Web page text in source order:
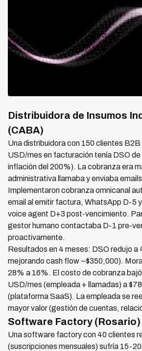
Distribuidora de Insumos
(CABA)
Una distribuidora con 150 clientes
USD/mes en facturación tenía DSO
inflación del 200%). La cobranza era
administrativa llamaba y enviaba
Implementaron cobranza omnicanal
email al emitir factura, WhatsApp D-5
voice agent D+3 post-vencimiento.
gestor humano contactaba D-1 pre-
proactivamente.
Resultados en 4 meses: DSO redujo a
mejorando cash flow ~$350,000).
28% a 16%. El costo de cobranza
USD/mes (empleada + llamadas) a
(plataforma SaaS). La empleada se
mayor valor (gestión de cuentas,
Software Factory (Rosario)
Una software factory con 40 clientes
(suscripciones mensuales) sufría 15-